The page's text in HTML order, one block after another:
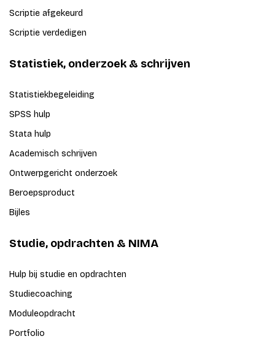
Scriptie afgekeurd
Scriptie verdedigen
Statistiek, onderzoek & schrijven
Statistiekbegeleiding
SPSS hulp
Stata hulp
Academisch schrijven
Ontwerpgericht onderzoek
Beroepsproduct
Bijles
Studie, opdrachten & NIMA
Hulp bij studie en opdrachten
Studiecoaching
Moduleopdracht
Portfolio